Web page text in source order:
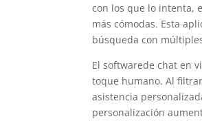
con los que lo intenta,
más cómodas. Esta
búsqueda con
El softwarede chat en
toque humano. Al
asistencia
personalización